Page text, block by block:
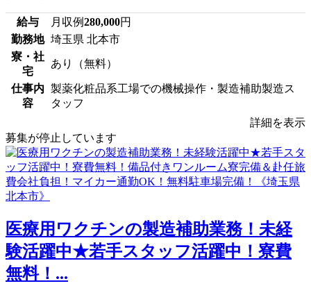
給与 月収例280,000円
勤務地 埼玉県 北本市
寮・社
宅
あり（無料）
仕事内
容
製薬化粧品系工場での機械操作・製造補助製造ス
タッフ
詳細を表示
募集が停止しています
医療用ワクチンの製造補助業務！未経
験活躍中★若手スタッフ活躍中！寮費
無料！...